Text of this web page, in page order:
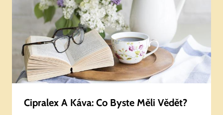
Cipralex A Káva: Co Byste Měli Vědět?